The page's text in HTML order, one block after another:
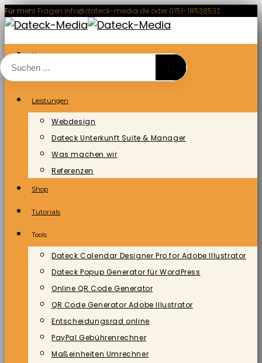
Zum
Inhalt
springen
Für mehr Fragen info@dateck-media.de oder 0151-18538532
Home
Leistungen
Webdesign
Dateck Unterkunft Suite & Manager
Was machen wir
Referenzen
Shop
Tutorials
Tools
Dateck Calendar Designer Pro for Adobe Illustrator
Dateck Popup Generator für WordPress
Online QR Code Generator
QR Code Generator Adobe Illustrator
Entscheidungsrad online
PayPal Gebührenrechner
Maßeinheiten Umrechner